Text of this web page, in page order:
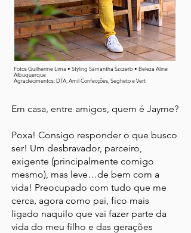
Fotos Guilherme Lima • Styling Samantha Szczerb • Beleza Aline
Albuquerque
Agradecimentos: DTA, Amil Confecções, Segheto e Vert
Em casa, entre amigos, quem é Jayme?
Poxa! Consigo responder o que busco
ser! Um desbravador, parceiro,
exigente (principalmente comigo
mesmo), mas leve…de bem com a
vida! Preocupado com tudo que me
cerca, agora como pai, fico mais
ligado naquilo que vai fazer parte da
vida do meu filho e das gerações